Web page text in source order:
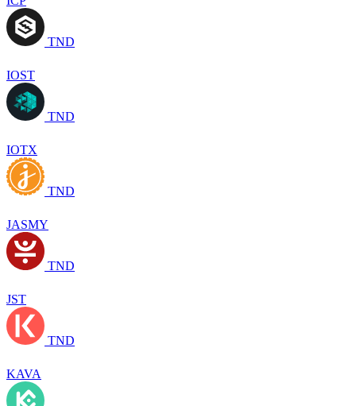
TND
IOST
TND
IOTX
TND
JASMY
TND
JST
TND
KAVA